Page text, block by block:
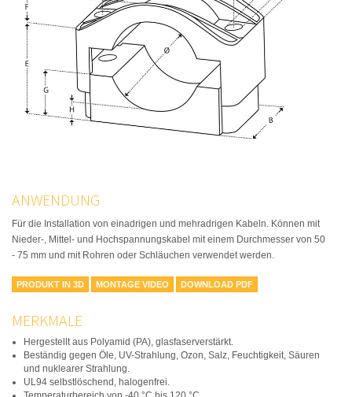
ANWENDUNG
Für die Installation von einadrigen und mehradrigen Kabeln. Können mit
Nieder-, Mittel- und Hochspannungskabel mit einem Durchmesser von 50
- 75 mm und mit Rohren oder Schläuchen verwendet werden.
PRODUKT IN 3D MONTAGE VIDEO DOWNLOAD PDF
MERKMALE
Hergestellt aus Polyamid (PA), glasfaserverstärkt.
Beständig gegen Öle, UV-Strahlung, Ozon, Salz, Feuchtigkeit, Säuren
und nuklearer Strahlung.
UL94 selbstlöschend, halogenfrei.